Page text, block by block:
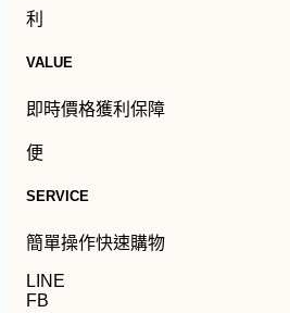
利
VALUE
即時價格獲利保障
便
SERVICE
簡單操作快速購物
LINE
FB